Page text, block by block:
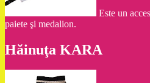
Este un
paiete şi medalion.
Hăinuţa KARA